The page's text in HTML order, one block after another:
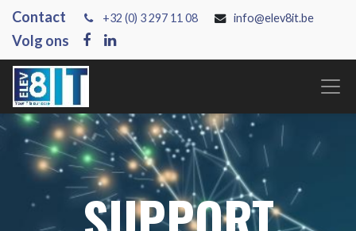
Contact +32 (0) 3 297 11 08 info@elev8it.be
Volg ons